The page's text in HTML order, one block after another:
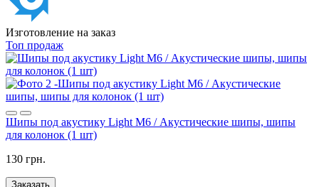
Изготовление на заказ
Топ продаж
Шипы под акустику Light M6 / Акустические шипы, шипы
для колонок (1 шт)
130 грн.
Заказать